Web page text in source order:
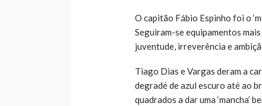
O capitão Fábio Espinho foi o
Seguiram-se equipamentos
juventude, irreverência e
Tiago Dias e Vargas deram a
degradé de azul escuro até ao
quadrados a dar uma ‘mancha’